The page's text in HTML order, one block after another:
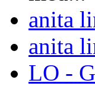
anita
anita
LO -